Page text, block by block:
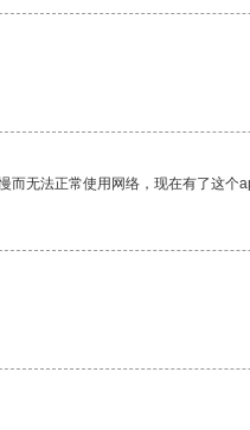
无法正常使用网络，现在有了这个